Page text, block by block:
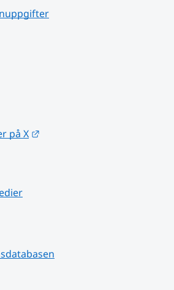
på X